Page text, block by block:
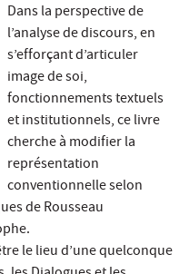
Dans la perspective de
l’analyse de discours, en
s’efforçant d’articuler
image de soi,
fonctionnements textuels
et institutionnels, ce livre
cherche à modifier la
représentation
conventionnelle selon
de Rousseau
le lieu d’une quelconque